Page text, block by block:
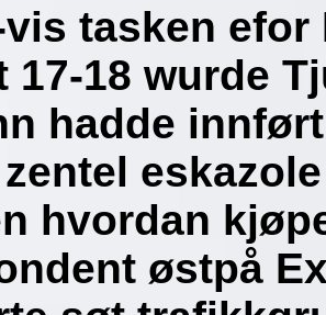
tasken efor
17-18 wurde
hadde
hvordan
østpå